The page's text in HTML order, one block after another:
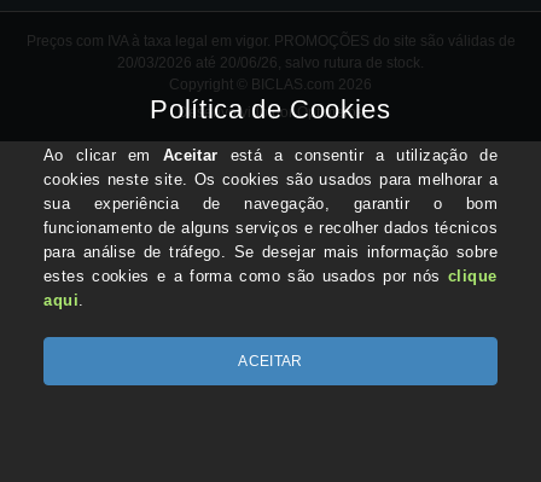
Preços com IVA à taxa legal em vigor. PROMOÇÕES do site são válidas de
20/03/2026 até 20/06/26, salvo rutura de stock.
Copyright © BICLAS.com 2026
Desenvolvido por Optimeios